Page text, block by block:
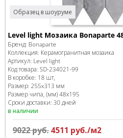
Образец в шоуруме
Level light Мозаика Bonaparte
Бренд: Bonaparte
Коллекция: Керамогранитная мозаика
Артикул: Level light
Код товара: SD-234021-99
В коробке: 18 шт,
Размер: 255x313 мм
Размер чипа, (мм)48х195
Сроки доставки: 30 дней
в наличии
9022руб.4511 руб./м2